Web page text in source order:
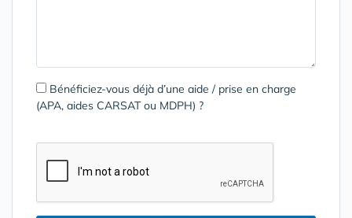
Bénéficiez-vous déjà d’une aide / prise en charge
(APA, aides CARSAT ou MDPH) ?